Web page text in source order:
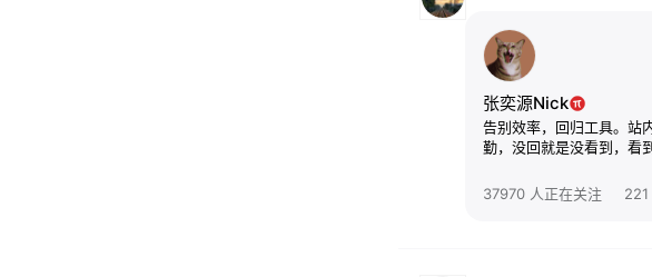
张奕源Nick
告别效率，回归工具。站
勤，没回就是没看到，看
37970 人正在关注